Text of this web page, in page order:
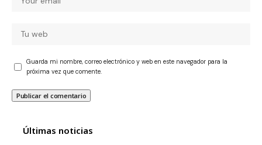
Guarda mi nombre, correo electrónico y web en este navegador para la
próxima vez que comente.
Últimas noticias